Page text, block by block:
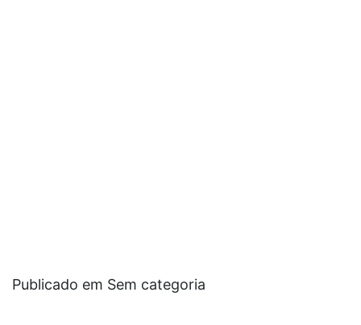
Publicado em Sem categoria